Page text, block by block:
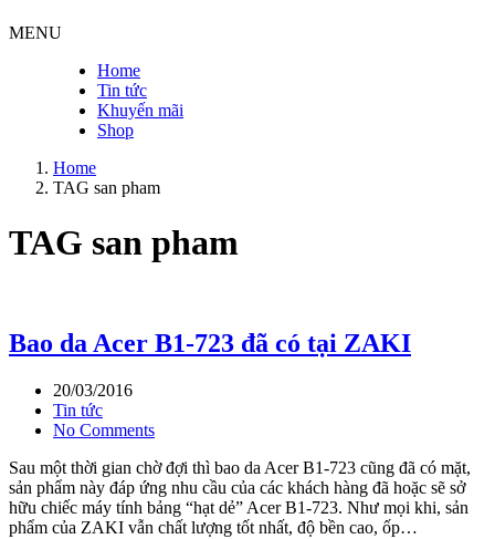
MENU
Home
Tin tức
Khuyến mãi
Shop
Home
TAG san pham
TAG san pham
Bao da Acer B1-723 đã có tại ZAKI
20/03/2016
Tin tức
No Comments
Sau một thời gian chờ đợi thì bao da Acer B1-723 cũng đã có mặt,
sản phẩm này đáp ứng nhu cầu của các khách hàng đã hoặc sẽ sở
hữu chiếc máy tính bảng “hạt dẻ” Acer B1-723. Như mọi khi, sản
phẩm của ZAKI vẫn chất lượng tốt nhất, độ bền cao, ốp…